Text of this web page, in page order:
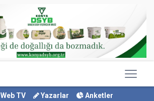
Web TV Yazarlar
Anketler